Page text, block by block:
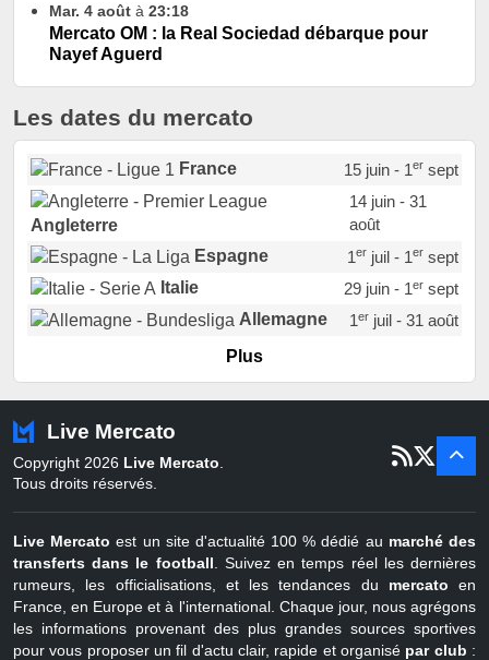
Mar. 4 août à 23:18
Mercato OM : la Real Sociedad débarque pour
Nayef Aguerd
Les dates du mercato
France 15 juin - 1ersept
Angleterre
14 juin - 31
août
Espagne
1erjuil - 1ersept
Italie
29 juin - 1ersept
Allemagne
1erjuil - 31 août
Portugal
Pays-Bas
22 juin - 2 sept
Belgique
juil - 31
Plus
Live Mercato
Copyright 2026 Live Mercato
Tous droits réservés.
Live Mercato est un site d'actualité 100 % dédié au marché des
transferts dans le football . Suivez en temps réel les dernières
rumeurs, les officialisations, et les tendances du mercato en
France, en Europe et à l'international. Chaque jour, nous agrégons
les informations provenant des plus grandes sources sportives
pour vous proposer un fil d'actu clair, rapide et organisé par club :